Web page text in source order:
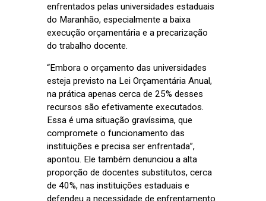
enfrentados pelas universidades estaduais
do Maranhão, especialmente a baixa
execução orçamentária e a precarização
do trabalho docente.
“Embora o orçamento das universidades
esteja previsto na Lei Orçamentária Anual,
na prática apenas cerca de 25% desses
recursos são efetivamente executados.
Essa é uma situação gravíssima, que
compromete o funcionamento das
instituições e precisa ser enfrentada”,
apontou. Ele também denunciou a alta
proporção de docentes substitutos, cerca
de 40%, nas instituições estaduais e
defendeu a necessidade de enfrentamento